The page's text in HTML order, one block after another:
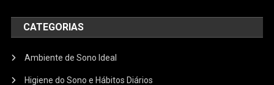
CATEGORIAS
Ambiente de Sono Ideal
Higiene do Sono e Hábitos Diários